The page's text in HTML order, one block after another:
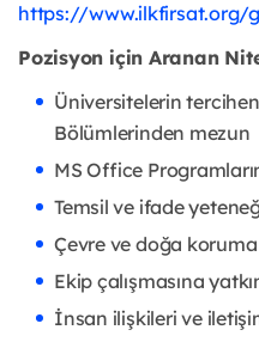
https://www.ilkfirsat.org/
Pozisyon için Aranan
Üniversitelerin
Bölümlerinden mezun
MS Office
Temsil ve ifade
Çevre ve doğa
Ekip çalışmasına
İnsan ilişkileri ve